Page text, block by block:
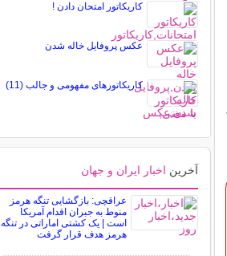
کاریکاتور امتحان دادن !
عکس پروفایل خاله شدن
کاریکاتورهای مفهومی و جالب (11)
آخرین اخبار ایران و جهان
عراقچی: بازگشایی تنگه هرمز
منوط به جبران اقدام آمریکا
است | یک کشتی اماراتی در تنگه
هرمز هدف قرار گرفت